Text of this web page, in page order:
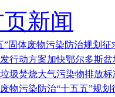
新闻
”固体废物污染防治规划征
行动方案加快鄂尔多斯盆
圾焚烧大气污染物排放
物污染防治“十五五”规划